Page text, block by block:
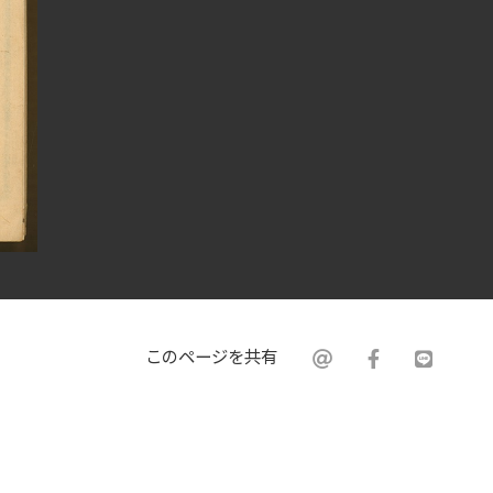
このページを共有